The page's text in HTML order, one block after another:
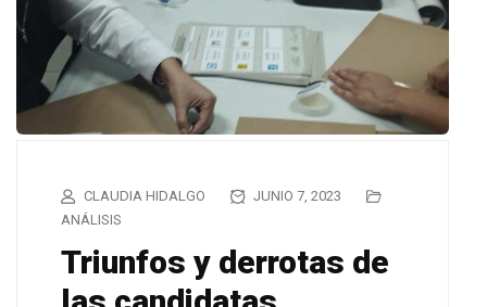
CLAUDIA HIDALGO
JUNIO 7, 2023
ANÁLISIS
Triunfos y derrotas de